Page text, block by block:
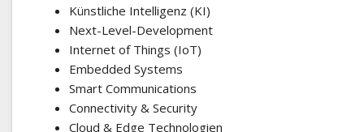
Künstliche Intelligenz (KI)
Next-Level-Development
Internet of Things (IoT)
Embedded Systems
Smart Communications
Connectivity & Security
Cloud & Edge Technologien